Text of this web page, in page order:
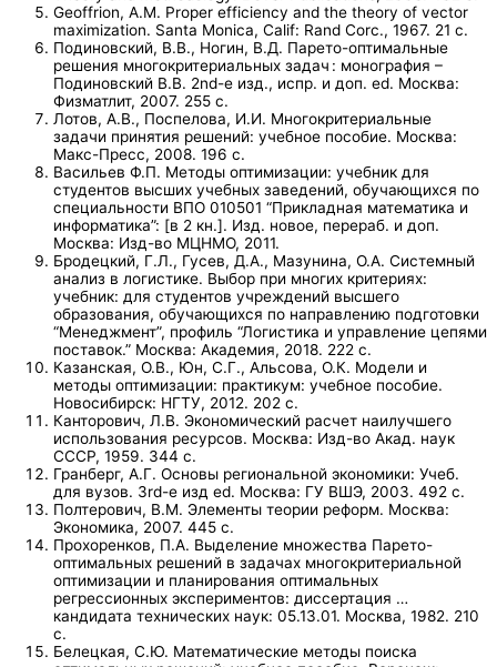
Geoffrion, A.M. Proper efficiency and the theory of vector
maximization. Santa Monica, Calif: Rand Corс., 1967. 21 с.
Подиновский, В.В., Ногин, В.Д. Парето-оптимальные
решения многокритериальных задач : монография –
Подиновский В.В. 2nd-е изд., испр. и доп. ed. Москва:
Физматлит, 2007. 255 с.
Лотов, А.В., Поспелова, И.И. Многокритериальные
задачи принятия решений: учебное пособие. Москва:
Макс-Пресс, 2008. 196 с.
Васильев Ф.П. Методы оптимизации: учебник для
студентов высших учебных заведений, обучающихся по
специальности ВПО 010501 “Прикладная математика и
информатика”: [в 2 кн.]. Изд. новое, перераб. и доп.
Москва: Изд-во МЦНМО, 2011.
Бродецкий, Г.Л., Гусев, Д.А., Мазунина, О.А. Системный
анализ в логистике. Выбор при многих критериях:
учебник: для студентов учреждений высшего
образования, обучающихся по направлению подготовки
“Менеджмент”, профиль “Логистика и управление цепями
поставок.” Москва: Академия, 2018. 222 с.
Казанская, О.В., Юн, С.Г., Альсова, О.К. Модели и
методы оптимизации: практикум: учебное пособие.
Новосибирск: НГТУ, 2012. 202 с.
Канторович, Л.В. Экономический расчет наилучшего
использования ресурсов. Москва: Изд-во Акад. наук
СССР, 1959. 344 с.
Гранберг, А.Г. Основы региональной экономики: Учеб.
для вузов. 3rd-е изд ed. Москва: ГУ ВШЭ, 2003. 492 с.
Полтерович, В.М. Элементы теории реформ. Москва:
Экономика, 2007. 445 с.
Прохоренков, П.А. Выделение множества Парето-
оптимальных решений в задачах многокритериальной
оптимизации и планирования оптимальных
регрессионных экспериментов: диссертация …
кандидата технических наук: 05.13.01. Москва, 1982. 210
с.
Белецкая, С.Ю. Математические методы поиска